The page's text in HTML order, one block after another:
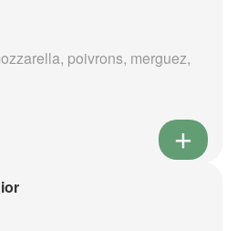
poivrons, merguez,